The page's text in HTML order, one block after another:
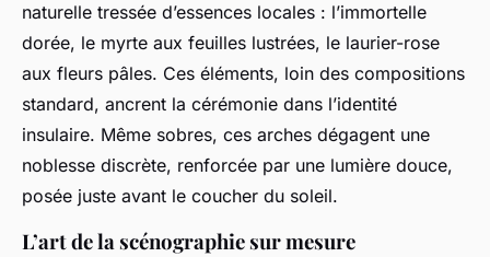
naturelle tressée d’essences locales : l’immortelle
dorée, le myrte aux feuilles lustrées, le laurier-rose
aux fleurs pâles. Ces éléments, loin des compositions
standard, ancrent la cérémonie dans l’identité
insulaire. Même sobres, ces arches dégagent une
noblesse discrète, renforcée par une lumière douce,
posée juste avant le coucher du soleil.
L’art de la scénographie sur mesure